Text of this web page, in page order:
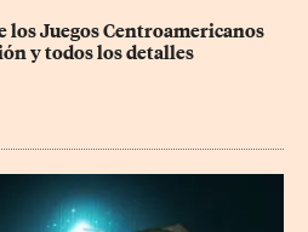
los Juegos Centroamericanos
y todos los detalles